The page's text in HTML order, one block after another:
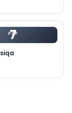
7
PDF